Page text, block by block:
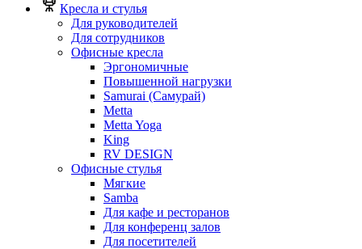
Кресла и стулья
Для руководителей
Для сотрудников
Офисные кресла
Эргономичные
Повышенной нагрузки
Samurai (Самурай)
Metta
Metta Yoga
King
RV DESIGN
Офисные стулья
Мягкие
Samba
Для кафе и ресторанов
Для конференц залов
Для посетителей